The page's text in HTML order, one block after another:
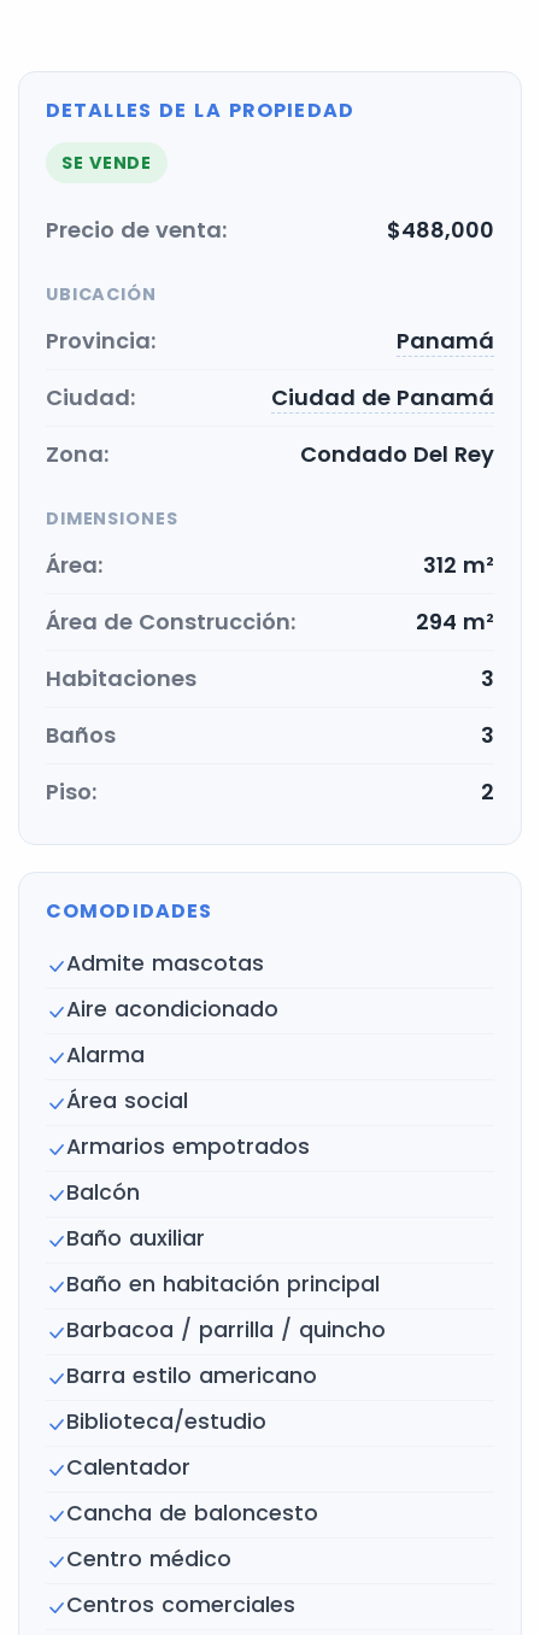
DETALLES DE LA PROPIEDAD
SE VENDE
Precio de venta: $488,000
UBICACIÓN
Provincia:
Panamá
Ciudad:
Ciudad de Panamá
Zona:
Condado Del Rey
DIMENSIONES
Área:
312 m²
Área de Construcción:
294 m²
Habitaciones
3
Baños
3
Piso:
2
COMODIDADES
Admite mascotas
Aire acondicionado
Alarma
Área social
Armarios empotrados
Balcón
Baño auxiliar
Baño en habitación principal
Barbacoa / parrilla / quincho
Barra estilo americano
Biblioteca/estudio
Calentador
Cancha de baloncesto
Centro médico
Centros comerciales